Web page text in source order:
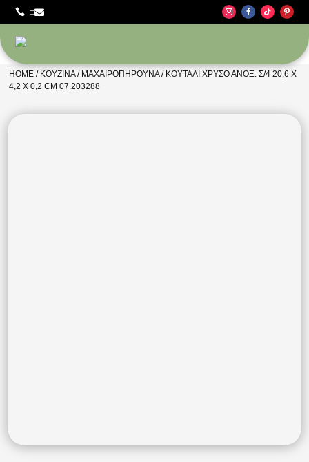
 
HOME / ΚΟΥΖΊΝΑ/ ΜΑΧΑΙΡΟΠΉΡΟΥΝΑ/ ΚΟΥΤΆΛΙ ΧΡΥΣΌ ΑΝΟΞ. Σ/4 20,6 X
4,2 X 0,2 CM 07.203288